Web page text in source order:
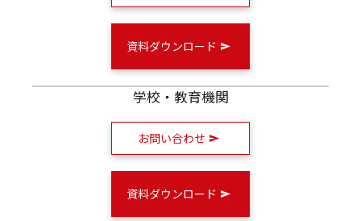
資料ダウンロード
学校・教育機関
お問い合わせ
資料ダウンロード